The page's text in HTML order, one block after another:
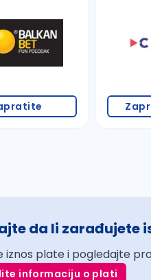
(koristite č, ć, š, đ, ž,
grad
da li zarađujete
iznos plate i pogledajte
informaciju o plati